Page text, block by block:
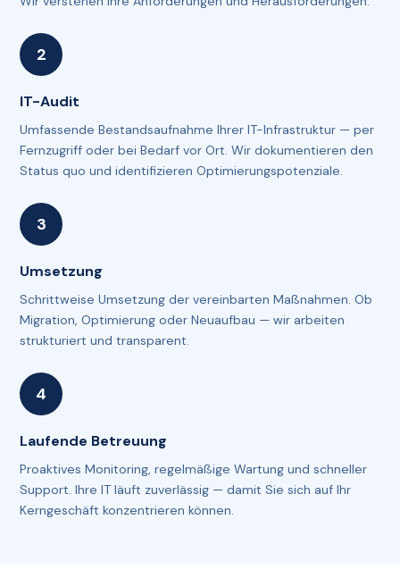
IT-Audit
Umfassende Bestandsaufnahme Ihrer IT-Infrastruktur — per
Fernzugriff oder bei Bedarf vor Ort. Wir dokumentieren den
Status quo und identifizieren Optimierungspotenziale.
Umsetzung
Schrittweise Umsetzung der vereinbarten Maßnahmen. Ob
Migration, Optimierung oder Neuaufbau — wir arbeiten
strukturiert und transparent.
Laufende Betreuung
Proaktives Monitoring, regelmäßige Wartung und schneller
Support. Ihre IT läuft zuverlässig — damit Sie sich auf Ihr
Kerngeschäft konzentrieren können.